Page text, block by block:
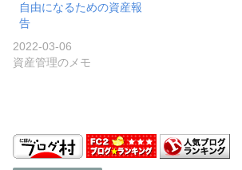
自由になるための資産報
告
2022-03-06
資産管理のメモ